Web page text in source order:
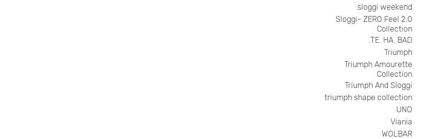
sloggi weekend
Sloggi- ZERO Feel 2.0
Collection
TE. HA. BAD.
Triumph
Triumph Amourette
Collection
Triumph And Sloggi
triumph shape collection
UNO
Viania
WOLBAR